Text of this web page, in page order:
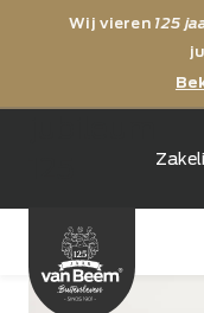
Wij vieren 125